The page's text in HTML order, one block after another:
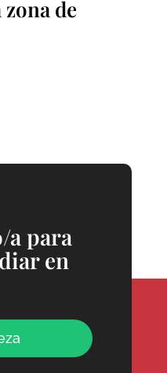
de
a para
en